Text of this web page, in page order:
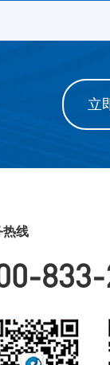
立
热线